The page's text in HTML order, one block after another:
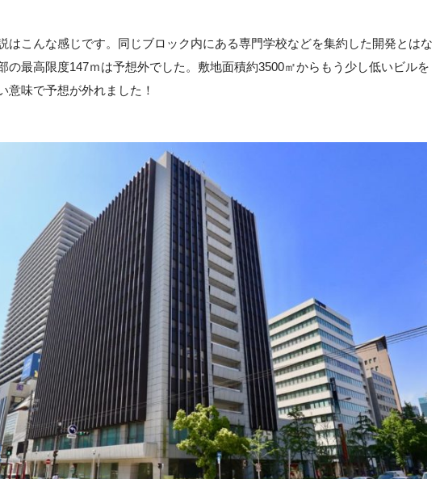
はこんな感じです。同じブロック内にある専門学校などを集約した開発とはな
の最高限度147ｍは予想外でした。敷地面積約3500㎡からもう少し低いビルを
意味で予想が外れました！